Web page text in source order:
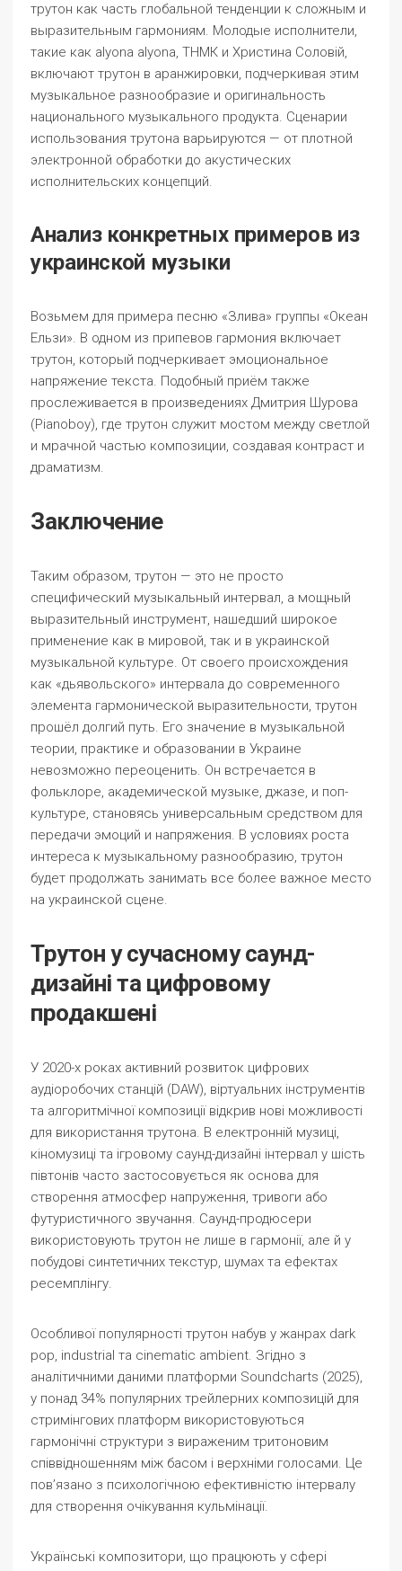
трутон как часть глобальной тенденции к сложным и
выразительным гармониям. Молодые исполнители,
такие как alyona alyona, ТНМК и Христина Соловій,
включают трутон в аранжировки, подчеркивая этим
музыкальное разнообразие и оригинальность
национального музыкального продукта. Сценарии
использования трутона варьируются — от плотной
электронной обработки до акустических
исполнительских концепций.
Анализ конкретных примеров из
украинской музыки
Возьмем для примера песню «Злива» группы «Океан
Ельзи». В одном из припевов гармония включает
трутон, который подчеркивает эмоциональное
напряжение текста. Подобный приём также
прослеживается в произведениях Дмитрия Шурова
(Pianoboy), где трутон служит мостом между светлой
и мрачной частью композиции, создавая контраст и
драматизм.
Заключение
Таким образом, трутон — это не просто
специфический музыкальный интервал, а мощный
выразительный инструмент, нашедший широкое
применение как в мировой, так и в украинской
музыкальной культуре. От своего происхождения
как «дьявольского» интервала до современного
элемента гармонической выразительности, трутон
прошёл долгий путь. Его значение в музыкальной
теории, практике и образовании в Украине
невозможно переоценить. Он встречается в
фольклоре, академической музыке, джазе, и поп-
культуре, становясь универсальным средством для
передачи эмоций и напряжения. В условиях роста
интереса к музыкальному разнообразию, трутон
будет продолжать занимать все более важное место
на украинской сцене.
Трутон у сучасному саунд-
дизайні та цифровому
продакшені
У 2020-х роках активний розвиток цифрових
аудіоробочих станцій (DAW), віртуальних інструментів
та алгоритмічної композиції відкрив нові можливості
для використання трутона. В електронній музиці,
кіномузиці та ігровому саунд-дизайні інтервал у шість
півтонів часто застосовується як основа для
створення атмосфер напруження, тривоги або
футуристичного звучання. Саунд-продюсери
використовують трутон не лише в гармонії, але й у
побудові синтетичних текстур, шумах та ефектах
ресемплінгу.
Особливої популярності трутон набув у жанрах dark
pop, industrial та cinematic ambient. Згідно з
аналітичними даними платформи Soundcharts (2025),
у понад 34% популярних трейлерних композицій для
стримінгових платформ використовуються
гармонічні структури з вираженим тритоновим
співвідношенням між басом і верхніми голосами. Це
пов’язано з психологічною ефективністю інтервалу
для створення очікування кульмінації.
Українські композитори, що працюють у сфері